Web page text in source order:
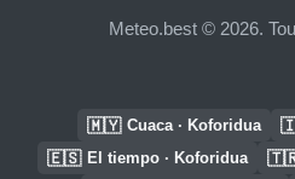
Meteo.best © 2026.
🇲🇾 Cuaca · Koforidua
🇪🇸 El tiempo · Koforidua